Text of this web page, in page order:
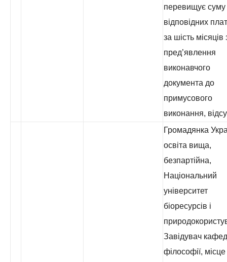
перевищує суму
відповідних
за шість місяців
пред’явлення
виконавчого
документа до
примусового
виконання,
Громадянка
освіта вища,
безпартійна,
Національний
університет
біоресурсів і
Завідувач
філософії, місце